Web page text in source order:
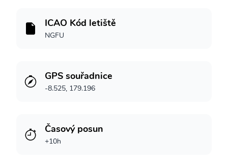
ICAO Kód letiště
NGFU
GPS souřadnice
-8.525, 179.196
Časový posun
+10h